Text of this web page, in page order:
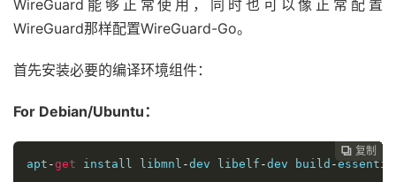
WireGuard能够正常使用，同时也可以像正常配置
WireGuard那样配置WireGuard-Go。
首先安装必要的编译环境组件：
For Debian/Ubuntu：
 复制
 复制
 复制
 复制
 复制
 复制
 复制
 复制
 复制
 复制
 复制
 复制
 复制
 复制
 复制
 复制
 复制
 复制
apt -get install libmnl -dev libelf -dev build -